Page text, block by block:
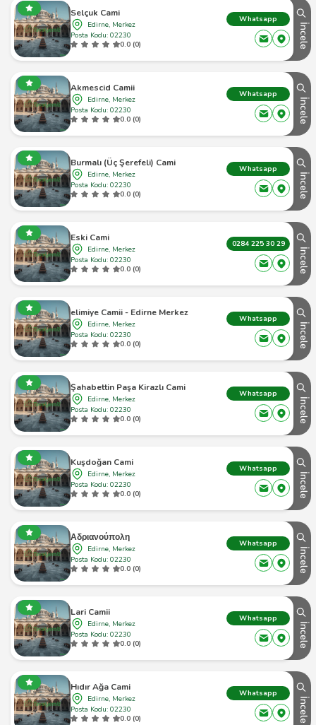
Selçuk Cami
Edirne, Merkez
Posta Kodu: 02230
0.0 (0)
Whatsapp
İncele
Akmescid Camii
Edirne, Merkez
Posta Kodu: 02230
0.0 (0)
Whatsapp
İncele
Burmalı (Üç Şerefeli) Cami
Edirne, Merkez
Posta Kodu: 02230
0.0 (0)
Whatsapp
İncele
Eski Cami
Edirne, Merkez
Posta Kodu: 02230
0.0 (0)
0284 225 30 29
İncele
Selimiye Camii - Edirne Merkez - 1
Edirne, Merkez
Posta Kodu: 02230
0.0 (0)
Whatsapp
İncele
Şahabettin Paşa Kirazlı Cami
Edirne, Merkez
Posta Kodu: 02230
0.0 (0)
Whatsapp
İncele
Kuşdoğan Cami
Edirne, Merkez
Posta Kodu: 02230
0.0 (0)
Whatsapp
İncele
Αδριανούπολη
Edirne, Merkez
Posta Kodu: 02230
0.0 (0)
Whatsapp
İncele
Lari Camii
Edirne, Merkez
Posta Kodu: 02230
0.0 (0)
Whatsapp
İncele
Hıdır Ağa Cami
Edirne, Merkez
Posta Kodu: 02230
0.0 (0)
Whatsapp
İncele